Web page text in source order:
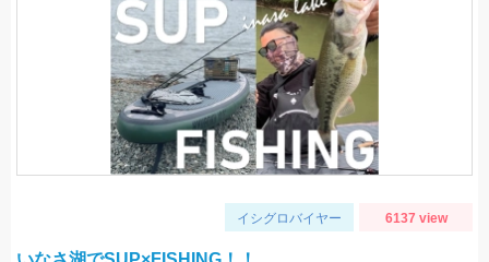
イシグロバイヤー 6137 view